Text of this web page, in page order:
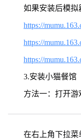
如果安装后模拟
https://
https://
https://
3.安装小猫餐馆
方法一：打开游
在右上角下拉菜